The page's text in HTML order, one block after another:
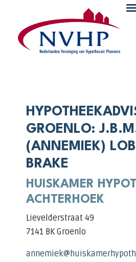
Overslaan en naar de inhoud gaan
GROENLO:
(ANNEMIEK)
BRAKE
HUISKAMER
ACHTERHOEK
Lievelderstraat 49
7141 BK Groenlo